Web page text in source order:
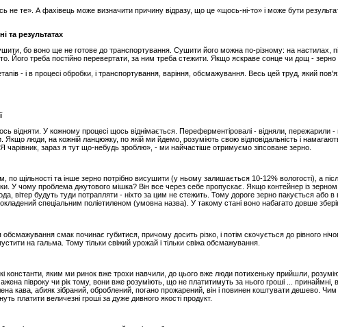
не те». А фахівець може визначити причину відразу, що це «щось-ні-то» і може бути
та результатах
бо воно ще не готове до транспортування. Сушити його можна по-різному: на настилах, під
Його треба постійно перевертати, за ним треба стежити. Якщо яскраве сонце чи дощ - зерно
- і в процесі обробки, і транспортування, варіння, обсмажування. Весь цей труд, який
відняти. У кожному процесі щось віднімається. Переферментіровалі - відняли, пережарили
Якщо люди, на кожній ланцюжку, по якій ми йдемо, розуміють свою відповідальність і
чарівник, зараз я тут що-небудь зроблю», - ми найчастіше отримуємо зіпсоване зерно.
по щільності та інше зерно потрібно висушити (у ньому залишається 10-12% вологості), а
У чому проблема джутового мішка? Він все через себе пропускає. Якщо контейнер із
вітер будуть туди потрапляти - ніхто за цим не стежить. Тому дороге зерно пакується або
спеціальним поліетиленом (умовна назва). У такому стані воно набагато довше
смак починає губитися, причому досить різко, і потім скочується до рівного
на гальма. Тому тільки свіжий урожай і тільки свіжа обсмажування.
константи, яким ми ринок вже трохи навчили, до цього вже люди потихеньку прийшли,
півроку чи рік тому, вони вже розуміють, що не платитимуть за нього гроші ...
кава, абияк зібраний, оброблений, погано прожарений, він і повинен коштувати дешево. Чим
платити величезні гроші за дуже дивного якості продукт.